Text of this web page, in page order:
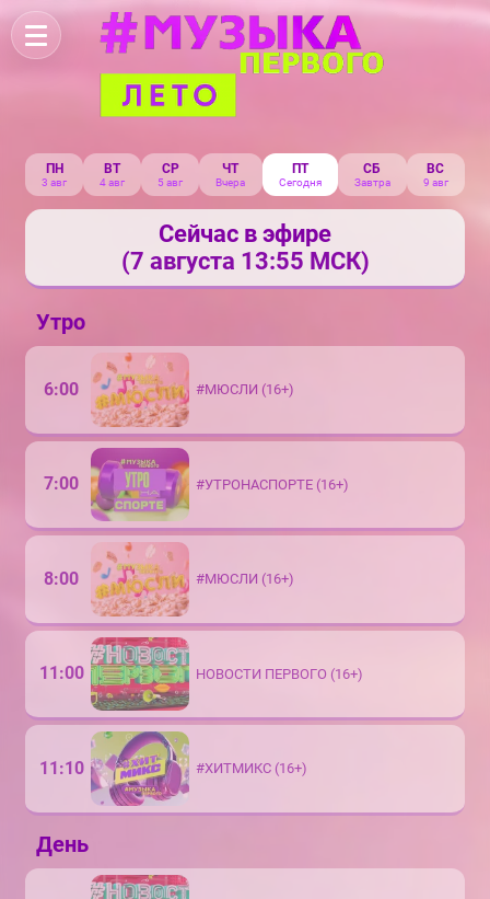
ПН
3 авг
ВТ
4 авг
СР
5 авг
ЧТ
Вчера
ПТ
Сегодня
СБ
Завтра
ВС
9 авг
Сейчас в эфире
(7 августа 13:55 МСК)
Утро
6:00 #МЮСЛИ (16+)
7:00 #УТРОНАСПОРТЕ (16+)
8:00 #МЮСЛИ (16+)
11:00 НОВОСТИ ПЕРВОГО (16+)
11:10 #ХИТМИКС (16+)
День